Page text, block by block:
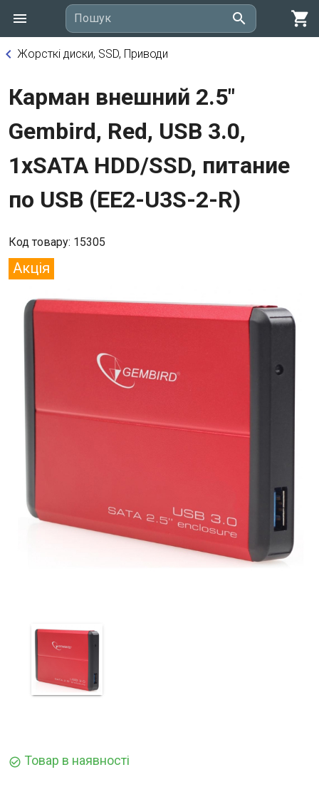
Пошук search shopping_cart
keyboard_arrow_left Жорсткі диски, SSD, Приводи
Карман внешний 2.5"
Gembird, Red, USB 3.0,
1xSATA HDD/SSD, питание
по USB (EE2-U3S-2-R)
Код товару: 15305
Акція
check_circle_outline Товар в наявності